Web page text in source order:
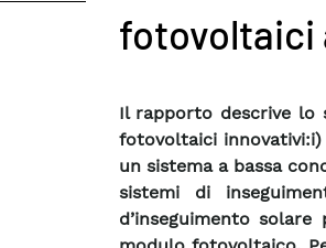
fotovoltaici
Il rapporto descrive lo
fotovoltaici
un sistema a bassa
sistemi di
d’inseguimento